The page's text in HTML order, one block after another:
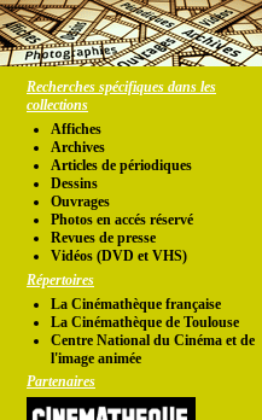
Recherches spécifiques dans les
collections
Affiches
Archives
Articles de périodiques
Dessins
Ouvrages
Photos en accés réservé
Revues de presse
Vidéos (DVD et VHS)
Répertoires
La Cinémathèque française
La Cinémathèque de Toulouse
Centre National du Cinéma et de
l'image animée
Partenaires